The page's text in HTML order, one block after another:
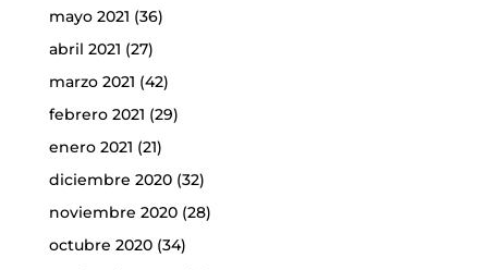
mayo 2021 (36)
abril 2021 (27)
marzo 2021 (42)
febrero 2021 (29)
enero 2021 (21)
diciembre 2020(32)
noviembre 2020(28)
octubre 2020(34)